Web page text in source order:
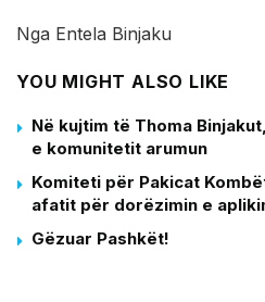
Nga Entela Binjaku
YOU MIGHT ALSO LIKE
Në kujtim të Thoma
e komunitetit arumun
Komiteti për Pakicat
afatit për dorëzimin e
Gëzuar Pashkët!